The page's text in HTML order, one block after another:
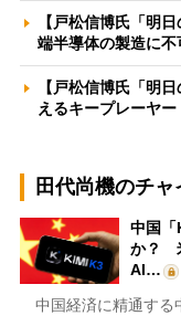
【戸松信博氏「明
端半導体の製造に
【戸松信博氏「明
えるキープレーヤ
田代尚機のチ
中国「
か？
AI…
中国経済に精通する